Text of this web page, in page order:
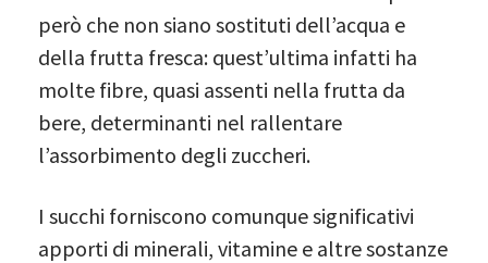
però che non siano sostituti dell’acqua e
della frutta fresca: quest’ultima infatti ha
molte fibre, quasi assenti nella frutta da
bere, determinanti nel rallentare
l’assorbimento degli zuccheri.
I succhi forniscono comunque significativi
apporti di minerali, vitamine e altre sostanze